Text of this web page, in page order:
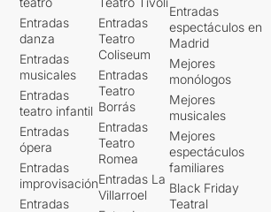
Entradas
danza
Entradas
musicales
Entradas
teatro infantil
Entradas
ópera
Entradas
improvisación
Entradas
Entradas
Teatro
Coliseum
Entradas
Teatro
Borrás
Entradas
Teatro
Romea
Entradas La
Villarroel
Entradas
espectáculos en
Madrid
Mejores
monólogos
Mejores
musicales
Mejores
espectáculos
familiares
Black Friday
Teatral